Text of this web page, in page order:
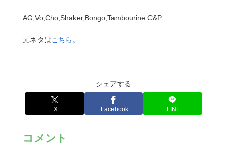
AG,Vo,Cho,Shaker,Bongo,Tambourine:C&P
元ネタはこちら。
シェアする
X Facebook LINE
コメント